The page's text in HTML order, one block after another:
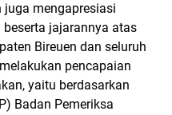
juga mengapresiasi
beserta jajarannya atas
Bireuen dan seluruh
pencapaian
yaitu berdasarkan
Badan Pemeriksa